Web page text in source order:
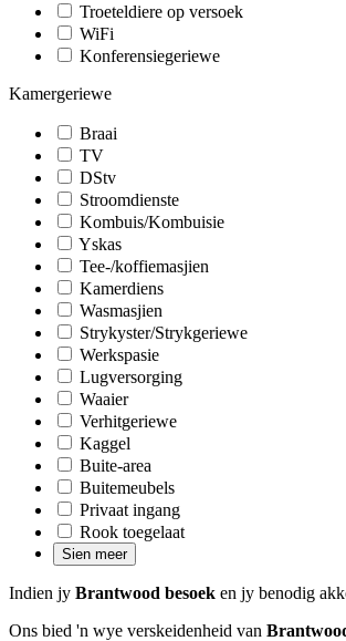
Troeteldiere op versoek
WiFi
Konferensiegeriewe
Kamergeriewe
Braai
TV
DStv
Stroomdienste
Kombuis/Kombuisie
Yskas
Tee-/koffiemasjien
Kamerdiens
Wasmasjien
Strykyster/Strykgeriewe
Werkspasie
Lugversorging
Waaier
Verhitgeriewe
Kaggel
Buite-area
Buitemeubels
Privaat ingang
Rook toegelaat
Sien meer
Indien jy Brantwood besoek en jy benodig
Ons bied 'n wye verskeidenheid van